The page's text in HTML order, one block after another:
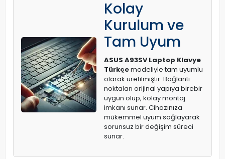
Kolay
Kurulum ve
Tam Uyum
ASUS A93SV Laptop Klavye
Türkçemodeliyle tam uyumlu
olarak üretilmiştir. Bağlantı
noktaları orijinal yapıya birebir
uygun olup, kolay montaj
imkanı sunar. Cihazınıza
mükemmel uyum sağlayarak
sorunsuz bir değişim süreci
sunar.